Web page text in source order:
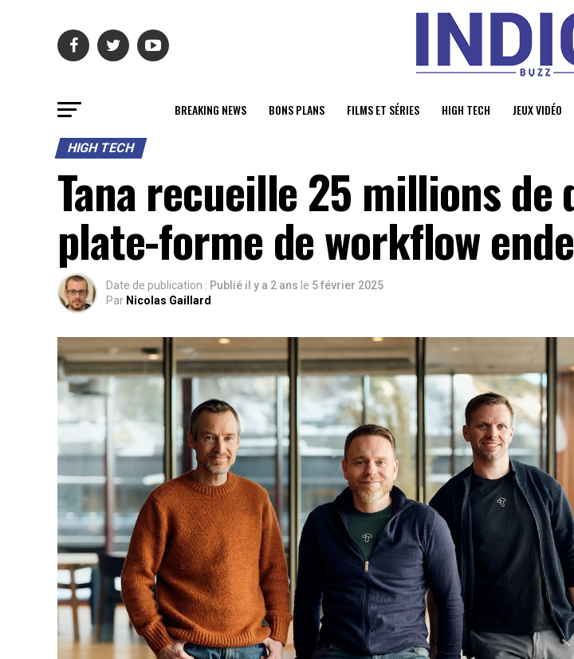
BREAKING NEWS BONS PLANS FILMS ET SÉRIES HIGH TECH JEUX VIDÉO
HIGH TECH
Tana recueille 25 millions
plate-forme de workflow
Date de publication : Publié il y a 2 ans le 5 février 2025
Par Nicolas Gaillard